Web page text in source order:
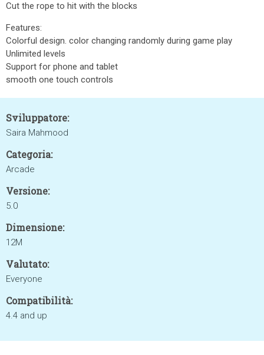
Cut the rope to hit with the blocks
Features:
Colorful design. color changing randomly during game play
Unlimited levels
Support for phone and tablet
smooth one touch controls
Sviluppatore:
Saira Mahmood
Categoria:
Arcade
Versione:
5.0
Dimensione:
12M
Valutato:
Everyone
Compatibilità:
4.4 and up